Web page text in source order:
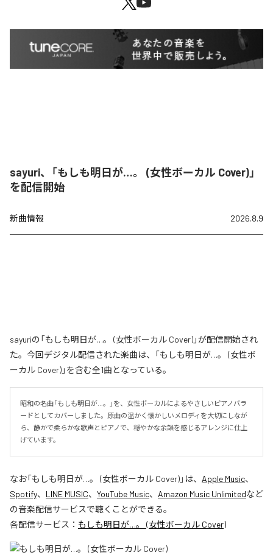
sayuri、「もしも明日が…。 (女性ボーカル Cover)」
を配信開始
新曲情報 2026.8.9
sayuriの「もしも明日が…。 (女性ボーカル Cover)」が配信開始され
た。今回デジタル配信された楽曲は、「もしも明日が…。 (女性ボ
ーカル Cover)」を含む全1曲となっている。
昭和の名曲「もしも明日が…。」を、女性ボーカルによるやさしいピアノバラ
ードとしてカバーしました。原曲の温かく懐かしいメロディを大切にしなが
ら、静かで柔らかな歌声とピアノで、穏やかな余韻を感じるアレンジに仕上
げています。
なお「もしも明日が…。 (女性ボーカル Cover)」は、 Apple Music、
Spotify、 LINE MUSIC、 YouTube Music、 Amazon Music Unlimitedなど
の音楽配信サービスで聴くことができる。
各配信サービス： もしも明日が…。 (女性ボーカル Cover)